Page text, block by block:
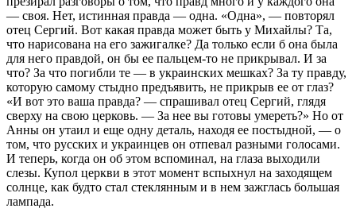
— своя. Нет, истинная правда — одна. «Одна», — повторял
отец Сергий. Вот какая правда может быть у Михайлы? Та,
что нарисована на его зажигалке? Да только если б она была
для него правдой, он бы ее пальцем-то не прикрывал. И за
что? За что погибли те — в украинских мешках? За ту правду,
которую самому стыдно предъявить, не прикрыв ее от глаз?
«И вот это ваша правда? — спрашивал отец Сергий, глядя
сверху на свою церковь. — За нее вы готовы умереть?» Но от
Анны он утаил и еще одну деталь, находя ее постыдной, — о
том, что русских и украинцев он отпевал разными голосами.
И теперь, когда он об этом вспоминал, на глаза выходили
слезы. Купол церкви в этот момент вспыхнул на заходящем
солнце, как будто стал стеклянным и в нем зажглась большая
лампада.